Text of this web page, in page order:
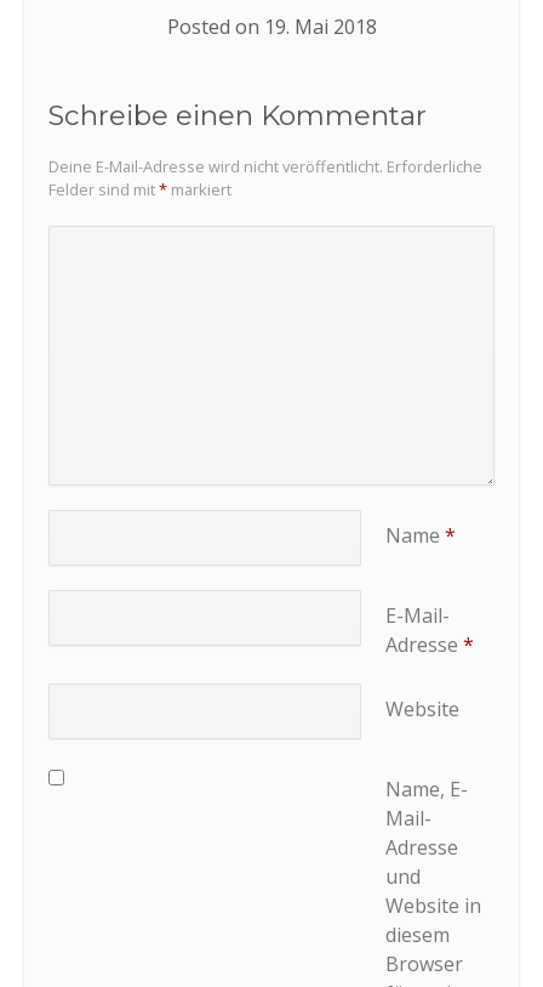
Posted on 19. Mai 2018
Schreibe einen Kommentar
Deine E-Mail-Adresse wird nicht veröffentlicht. Erforderliche
Felder sind mit* markiert
Name *
E-Mail-
Adresse *
Website
Name, E-
Mail-
Adresse
und
Website in
diesem
Browser